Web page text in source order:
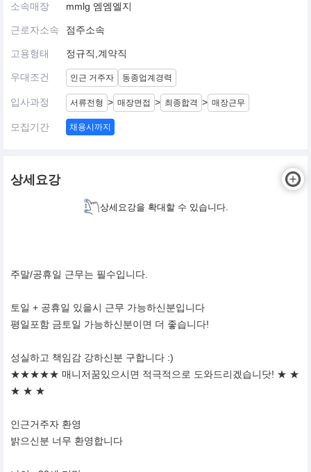
소속매장 mmlg 엠엠엘지
근로자소속 점주소속
고용형태 정규직,계약직
우대조건 인근 거주자 동종업계경력
입사과정 서류전형 > 매장면접 > 최종합격 > 매장근무
모집기간 채용시까지
상세요강
상세요강을 확대할 수 있습니다.
주말/공휴일 근무는 필수입니다.
토일 + 공휴일 있을시 근무 가능하신분입니다
평일포함 금토일 가능하신분이면 더 좋습니다!
성실하고 책임감 강하신분 구합니다 :)
★★★★★ 매니저꿈있으시면 적극적으로 도와드리겠습니닷! ★ ★
★ ★ ★
인근거주자 환영
밝으신분 너무 환영합니다